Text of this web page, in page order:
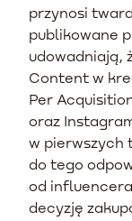
przynosi
publikowane
udowadniają,
Content w
Per
oraz
w pierwszych
do tego
od
decyzję